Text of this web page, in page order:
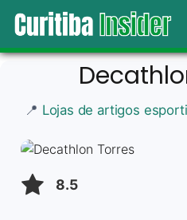
📍 Lojas de artigos
8.5